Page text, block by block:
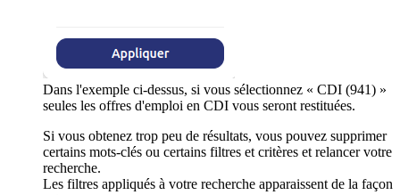
Dans l'exemple ci-dessus, si vous sélectionnez « CDI (941) »
seules les offres d'emploi en CDI vous seront restituées.
Si vous obtenez trop peu de résultats, vous pouvez supprimer
certains mots-clés ou certains filtres et critères et relancer votre
recherche.
Les filtres appliqués à votre recherche apparaissent de la façon